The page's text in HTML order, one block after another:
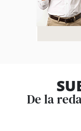
De la